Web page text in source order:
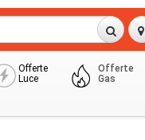
Offerte
Luce
Offerte
Gas